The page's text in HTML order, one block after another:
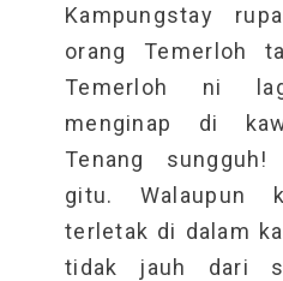
Kampungstay
orang Temerloh
Temerloh ni
menginap di
Tenang
gitu. Walaupun
terletak di dalam
tidak jauh dari